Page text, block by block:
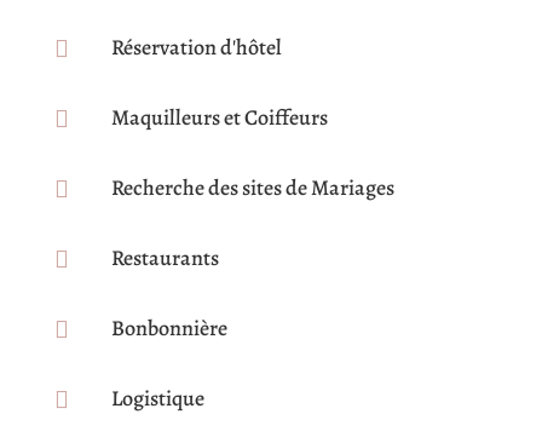
 Réservation d'hôtel
 Maquilleurs et Coiffeurs
 Recherche des sites de Mariages
 Restaurants
 Bonbonnière
 Logistique